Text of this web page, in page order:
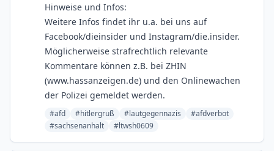
Hinweise und Infos:
Weitere Infos findet ihr u.a. bei uns auf
Facebook/dieinsider und Instagram/die.insider.
Möglicherweise strafrechtlich relevante
Kommentare können z.B. bei ZHIN
(www.hassanzeigen.de) und den Onlinewachen
der Polizei gemeldet werden.
#afd #hitlergruß #lautgegennazis
#afdverbot
#sachsenanhalt
#ltwsh0609